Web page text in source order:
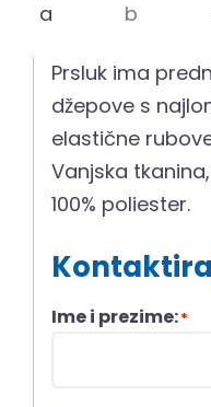
Prsluk ima
džepove s
elastične
Vanjska
100% poliester.
Ime i prezime:*